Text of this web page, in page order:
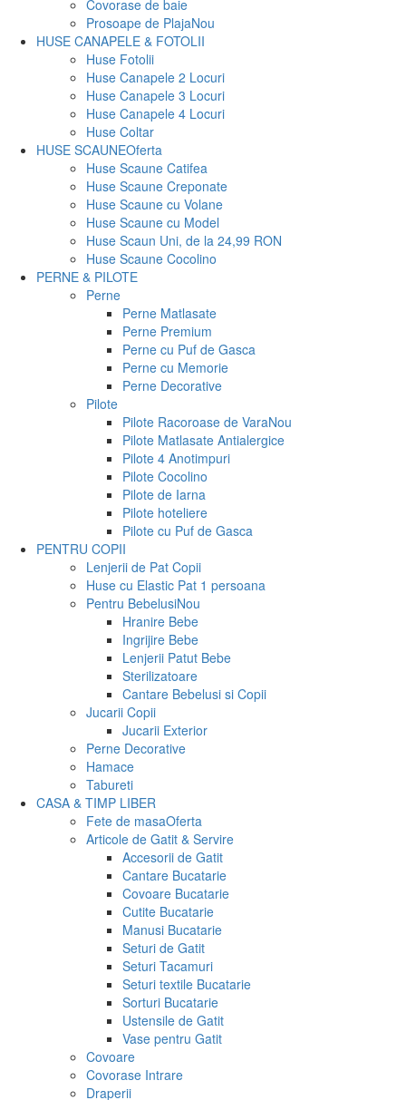
Covorase de baie
Prosoape de PlajaNou
HUSE CANAPELE & FOTOLII
Huse Fotolii
Huse Canapele 2 Locuri
Huse Canapele 3 Locuri
Huse Canapele 4 Locuri
Huse Coltar
HUSE SCAUNEOferta
Huse Scaune Catifea
Huse Scaune Creponate
Huse Scaune cu Volane
Huse Scaune cu Model
Huse Scaun Uni, de la 24,99 RON
Huse Scaune Cocolino
PERNE & PILOTE
Perne
Perne Matlasate
Perne Premium
Perne cu Puf de Gasca
Perne cu Memorie
Perne Decorative
Pilote
Pilote Racoroase de VaraNou
Pilote Matlasate Antialergice
Pilote 4 Anotimpuri
Pilote Cocolino
Pilote de Iarna
Pilote hoteliere
Pilote cu Puf de Gasca
PENTRU COPII
Lenjerii de Pat Copii
Huse cu Elastic Pat 1 persoana
Pentru BebelusiNou
Hranire Bebe
Ingrijire Bebe
Lenjerii Patut Bebe
Sterilizatoare
Cantare Bebelusi si Copii
Jucarii Copii
Jucarii Exterior
Perne Decorative
Hamace
Tabureti
CASA & TIMP LIBER
Fete de masaOferta
Articole de Gatit & Servire
Accesorii de Gatit
Cantare Bucatarie
Covoare Bucatarie
Cutite Bucatarie
Manusi Bucatarie
Seturi de Gatit
Seturi Tacamuri
Seturi textile Bucatarie
Sorturi Bucatarie
Ustensile de Gatit
Vase pentru Gatit
Covoare
Covorase Intrare
Draperii